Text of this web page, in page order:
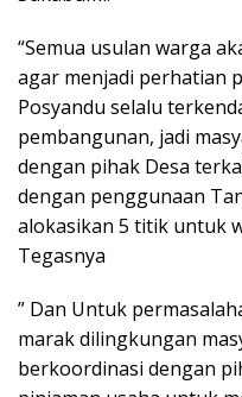
“Semua usulan warga
agar menjadi perhatian
Posyandu selalu
pembangunan, jadi
dengan pihak Desa
dengan penggunaan
alokasikan 5 titik untuk
Tegasnya
” Dan Untuk
marak dilingkungan
berkoordinasi dengan